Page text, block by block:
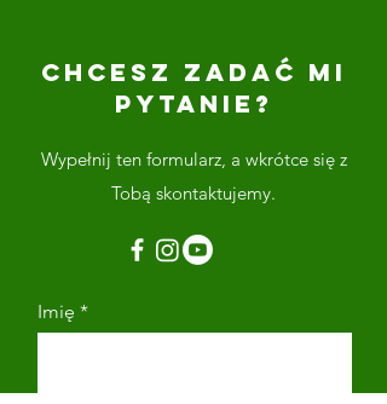
CHCESZ ZADAĆ MI
PYTANIE?
Wypełnij ten formularz, a wkrótce się z
Tobą skontaktujemy.
Imię